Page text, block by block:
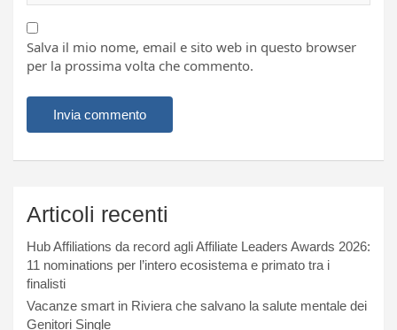
Salva il mio nome, email e sito web in questo browser
per la prossima volta che commento.
Articoli recenti
Hub Affiliations da record agli Affiliate Leaders Awards 2026:
11 nominations per l’intero ecosistema e primato tra i
finalisti
Vacanze smart in Riviera che salvano la salute mentale dei
Genitori Single